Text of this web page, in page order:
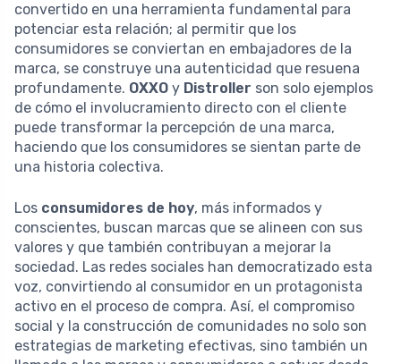
convertido en una herramienta fundamental para
potenciar esta relación; al permitir que los
consumidores se conviertan en embajadores de la
marca, se construye una autenticidad que resuena
profundamente. OXXO y Distroller son solo ejemplos
de cómo el involucramiento directo con el cliente
puede transformar la percepción de una marca,
haciendo que los consumidores se sientan parte de
una historia colectiva.
Los consumidores de hoy, más informados y
conscientes, buscan marcas que se alineen con sus
valores y que también contribuyan a mejorar la
sociedad. Las redes sociales han democratizado esta
voz, convirtiendo al consumidor en un protagonista
activo en el proceso de compra. Así, el compromiso
social y la construcción de comunidades no solo son
estrategias de marketing efectivas, sino también un